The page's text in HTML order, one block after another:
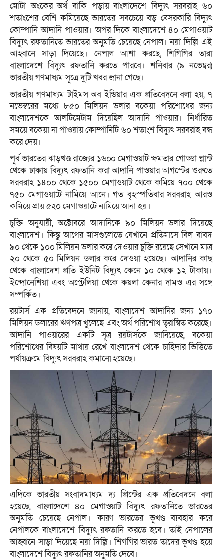
মোটা অংকের অর্থ বাকি পড়ায় বাংলাদেশে বিদ্যুৎ সরবরাহ ৬০
শতাংশের বেশি কমিয়েছে ভারতের সবচেয়ে বড় বেসরকারি বিদ্যুৎ
কোম্পানি আদানি পাওয়ার। অপর দিকে বাংলাদেশে ৪০ মেগাওয়াট
বিদ্যুৎ রফতানিতে ভারতের অনুমতি চেয়েছে নেপাল। নয়া দিল্লি এই
আহ্বানে সাড়া দিয়েছে। নেপাল আশা করছে, শিগিগির তারা
বাংলাদেশে বিদ্যুৎ রফতানি করতে পারবে। শনিবার (৯ নভেম্বর)
ভারতীয় গণমাধ্যম সূত্রে দুটি খবর জানা গেছে।
ভারতীয় গণমাধ্যম টাইমস অব ইন্ডিয়ার এক প্রতিবেদনে বলা হয়, ৭
নভেম্বরের মধ্যে ৮৫০ মিলিয়ন ডলার বকেয়া পরিশোধের জন্য
বাংলাদেশকে আলটিমেটাম দিয়েছিল আদানি পাওয়ার। নির্ধারিত
সময়ে বকেয়া না পাওয়ায় কোম্পানিটি ৬০ শতাংশ বিদ্যুৎ সরবরাহ বন্ধ
করে দেয়।
পূর্ব ভারতের ঝাড়খণ্ড রাজ্যের ১৬০০ মেগাওয়াট ক্ষমতার গোড্ডা প্লান্ট
থেকে ঢাকায় বিদ্যুৎ রফতানি করা আদানি পাওয়ার আগস্টের শুরুতে
সরবরাহ ১৪০০ থেকে ১৫০০ মেগাওয়াট থেকে কমিয়ে ৭০০ থেকে
৭৫০ মেগাওয়াটে নামিয়ে আনে। গত বৃহস্পতিবার সরবরাহ আরও
কমিয়ে প্রায় ৫২০ মেগাওয়াটে নামিয়ে আনা হয়।
চুক্তি অনুযায়ী, অক্টোবরে আদানিকে ৯০ মিলিয়ন ডলার দিয়েছে
বাংলাদেশ। কিন্তু আগের মাসগুলোতে যেখানে প্রতিমাসে বিল বাবদ
৯০ থেকে ১০০ মিলিয়ন ডলার করে দেওয়ার চুক্তি রয়েছে সেখানে মাত্র
২০ থেকে ৫০ মিলিয়ন ডলার করে দেওয়া হয়েছে। আদানির কাছ
থেকে বাংলাদেশ প্রতি ইউনিট বিদ্যুৎ কেনে ১০ থেকে ১২ টাকায়।
ইন্দোনেশিয়া এবং অস্ট্রেলিয়া থেকে কয়লা কেনার দামও এর সঙ্গে
সম্পর্কিত।
রয়টার্স এক প্রতিবেদনে জানায়, বাংলাদেশ আদানির জন্য ১৭০
মিলিয়ন ডলারের ঋণপত্র খুলেছে এবং অর্থ পরিশোধ ত্বরান্বিত করেছে।
আদানি পাওয়ারের একটি সূত্র রয়টার্সকে জানিয়েছে, বকেয়া
পরিশোধের বিষয়টি মাথায় রেখে বাংলাদেশ থেকে চাহিদার ভিত্তিতে
পর্যায়ক্রমে বিদ্যুৎ সরবরাহ কমানো হয়েছে।
এদিকে ভারতীয় সংবাদমাধ্যম দ্য প্রিন্টের এক প্রতিবেদনে বলা
হয়েছে, বাংলাদেশে ৪০ মেগাওয়াট বিদ্যুৎ রফতানিতে ভারতের
অনুমতি চেয়েছে নেপাল। কারণ ভারতের ভূখণ্ড ব্যবহার করে
নেপালকে বাংলাদেশে বিদ্যুৎ রফতানি করতে হবে। তাই নেপালের
আহ্বানে সাড়া দিয়েছে নয়া দিল্লি। শিগগির ভারত তাদের ভূখণ্ড হয়ে
বাংলাদেশে বিদ্যুৎ রফতানির অনুমতি দেবে।